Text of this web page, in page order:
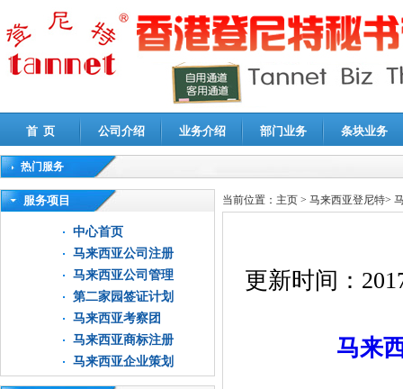
首 页 公司介绍 业务介绍 部门业务 条块业务
热门服务
高新技术企业认定审计|企业所得税汇算清缴申报鉴证
服务项目
中心首页
马来西亚公司注册
马来西亚公司管理
第二家园签证计划
马来西亚考察团
马来西亚商标注册
马来西亚企业策划
当前位置： 主页 > 马来西亚登尼特>
更新时间：
马来